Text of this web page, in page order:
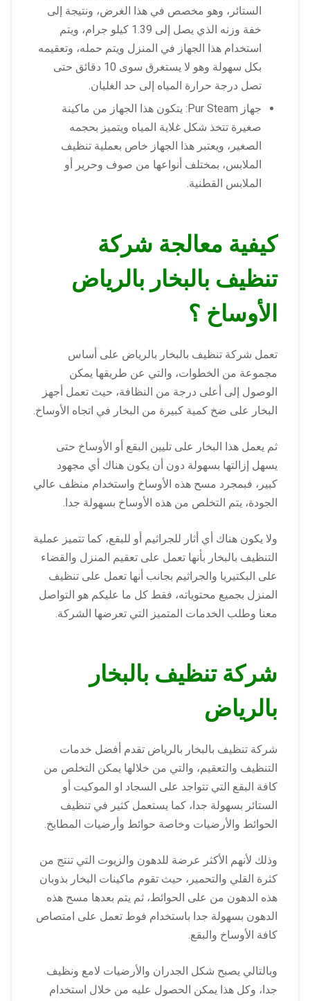
الستائر، وهو مخصص في هذا الغرض، ونتيجة إلى
خفة وزنه الذي يصل إلى 1.39 كيلو جرام، ويتم
استخدام هذا الجهاز في المنزل ويتم حمله، وتعقيمه
بكل سهولة وهو لا يستغرق سوى 10 دقائق حتى
تصل درجة حرارة المياه إلى حد الغليان.
جهاز Pur Steam: يتكون هذا الجهاز من ماكينة
صغيرة تتخذ شكل غلاية المياه ويتميز بحجمه
الصغير، ويعتبر هذا الجهاز خاص بعملية تنظيف
الملابس، بمختلف أنواعها من صوف وحرير أو
الملابس القطنية.
كيفية معالجة شركة
تنظيف بالبخار بالرياض
الأوساخ ؟
تعمل شركة تنظيف بالبخار بالرياض على أساس
مجموعة من الخطوات، والتي عن طريقها يمكن
الوصول إلى أعلى درجة من النظافة، حيث تعمل أجهز
البخار على ضخ كمية كبيرة من البخار في اتجاه الأوساخ.
ثم يعمل هذا البخار على تليين البقع أو الأوساخ حتى
يسهل إزالتها بسهولة دون أن يكون هناك أي مجهود
كبير، فبمجرد مسح هذه الأوساخ واستخدام منظف عالي
الجودة، يتم التخلص من هذه الأوساخ بسهولة جدا.
ولا يكون هناك أي أثار للجراثيم أو للبقع، كما تتميز عملية
التنظيف بالبخار بأنها تعمل على تعقيم المنزل والقضاء
على البكتيريا والجراثيم بجانب أنها تعمل على تنظيف
المنزل بجميع محتوياته، فقط كل ما عليكم هو التواصل
معنا وطلب الخدمات المتميز التي تعرضها الشركة.
شركة تنظيف بالبخار
بالرياض
شركة تنظيف بالبخار بالرياض تقدم أفضل خدمات
التنظيف والتعقيم، والتي من خلالها يمكن التخلص من
كافة البقع التي تتواجد على السجاد او الموكيت أو
الستائر بسهولة جدا، كما يستعمل كثير في تنظيف
الحوائط والأرضيات وخاصة حوائط وأرضيات المطابخ.
وذلك لأنهم الأكثر عرضة للدهون والزيوت التي تنتج من
كثرة القلي والتحمير، حيث تقوم ماكينات البخار بذوبان
هذه الدهون من على الحوائط، ثم يتم بعدها مسح هذه
الدهون بسهولة جدا باستخدام فوط تعمل على امتصاص
كافة الأوساخ والبقع.
وبالتالي يصبح شكل الجدران والأرضيات لامع ونظيف
جدا، وكل هذا يمكن الحصول عليه من خلال استخدام